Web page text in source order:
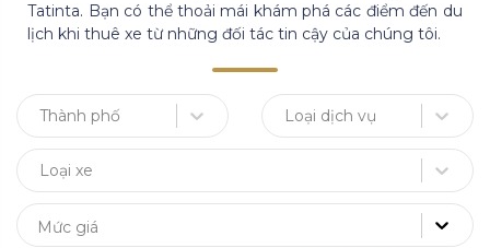
Tatinta. Bạn có thể thoải mái khám phá các điểm đến du
lịch khi thuê xe từ những đối tác tin cậy của chúng tôi.
Thành phố Loại dịch vụ
Loại xe
Mức giá